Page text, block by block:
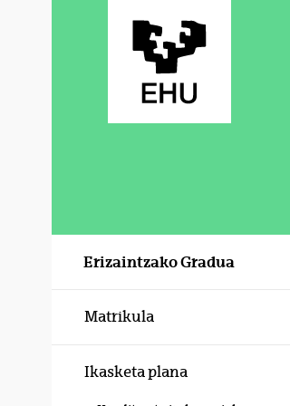
Erizaintzako Gradua
Matrikula
Ikasketa plana